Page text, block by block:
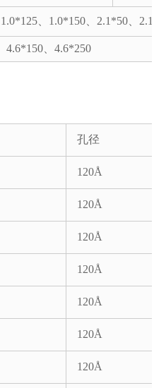
、1.0*150、2.1*50、
4.6*150、4.6*250
孔径
120Å
120Å
120Å
120Å
120Å
120Å
120Å